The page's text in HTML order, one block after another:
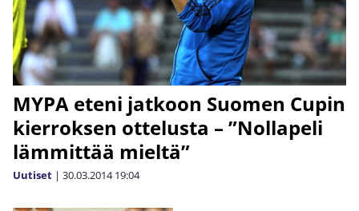
MYPA eteni jatkoon Suomen Cupin
kierroksen ottelusta – ”Nollapeli
lämmittää mieltä”
Uutiset | 30.03.2014 19:04